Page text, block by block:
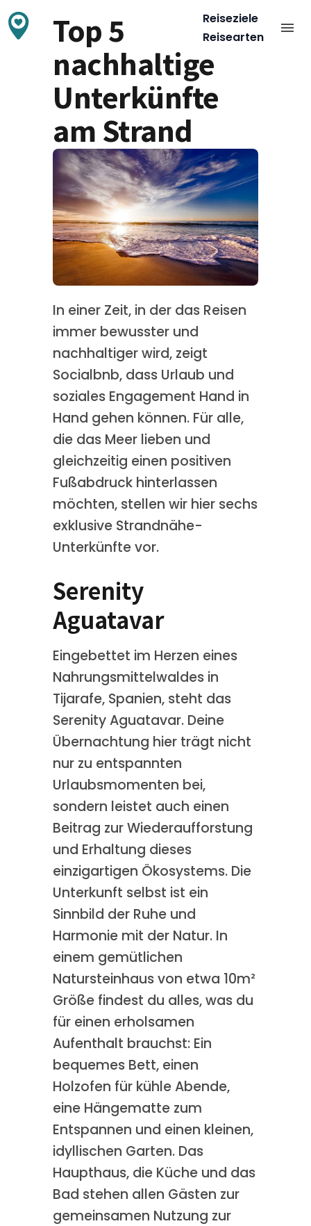
Reiseziele
Reisearten
Top 5
nachhaltige
Unterkünfte
am Strand
In einer Zeit, in der das Reisen
immer bewusster und
nachhaltiger wird, zeigt
Socialbnb, dass Urlaub und
soziales Engagement Hand in
Hand gehen können. Für alle,
die das Meer lieben und
gleichzeitig einen positiven
Fußabdruck hinterlassen
möchten, stellen wir hier sechs
exklusive Strandnähe-
Unterkünfte vor.
Serenity
Aguatavar
Eingebettet im Herzen eines
Nahrungsmittelwaldes in
Tijarafe, Spanien, steht das
Serenity Aguatavar. Deine
Übernachtung hier trägt nicht
nur zu entspannten
Urlaubsmomenten bei,
sondern leistet auch einen
Beitrag zur Wiederaufforstung
und Erhaltung dieses
einzigartigen Ökosystems. Die
Unterkunft selbst ist ein
Sinnbild der Ruhe und
Harmonie mit der Natur. In
einem gemütlichen
Natursteinhaus von etwa 10m²
Größe findest du alles, was du
für einen erholsamen
Aufenthalt brauchst: Ein
bequemes Bett, einen
Holzofen für kühle Abende,
eine Hängematte zum
Entspannen und einen kleinen,
idyllischen Garten. Das
Haupthaus, die Küche und das
Bad stehen allen Gästen zur
gemeinsamen Nutzung zur